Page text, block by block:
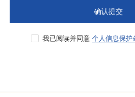
确认提交
我已阅读并同意 个人信息保护